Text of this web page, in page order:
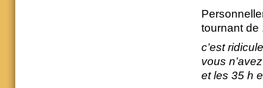
tournant de
c’est ridicule
vous
et les 35 h